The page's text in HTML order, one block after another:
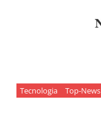
Tecnologia Top-News